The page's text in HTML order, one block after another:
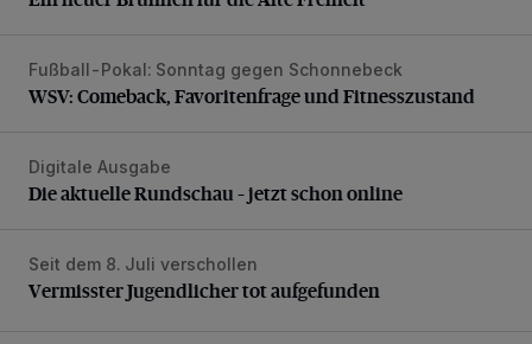
WSV: Comeback, Favoritenfrage und Fitnesszustand
Fußball-Pokal: Sonntag gegen Schonnebeck
WSV: Comeback, Favoritenfrage und Fitnesszustand
Die aktuelle Rundschau – jetzt schon online
Digitale Ausgabe
Die aktuelle Rundschau – jetzt schon online
Vermisster Jugendlicher tot aufgefunden
Seit dem 8. Juli verschollen
Vermisster Jugendlicher tot aufgefunden